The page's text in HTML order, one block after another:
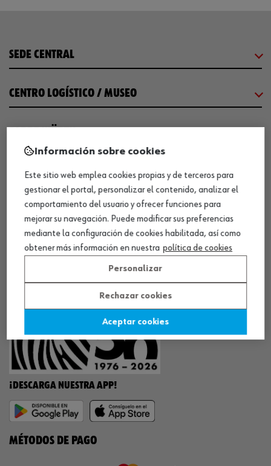
SEDE CENTRAL
CENTRO LOGÍSTICO / MUSEO
COMUNICACIÓN
WORKINWÜRTH
NUESTROS CERTIFICADOS
¡WÜRTH EMPRESA SOLIDARIA!
¡DESCARGA NUESTRA APP!
MÉTODOS DE PAGO
Información sobre cookies
Este sitio web emplea cookies propias y de terceros para
gestionar el portal, personalizar el contenido, analizar el
comportamiento del usuario y ofrecer funciones para
mejorar su navegación. Puede modificar sus preferencias
mediante la configuración de cookies habilitada, así como
obtener más información en nuestra política de cookies
Personalizar
Rechazar cookies
Aceptar cookies